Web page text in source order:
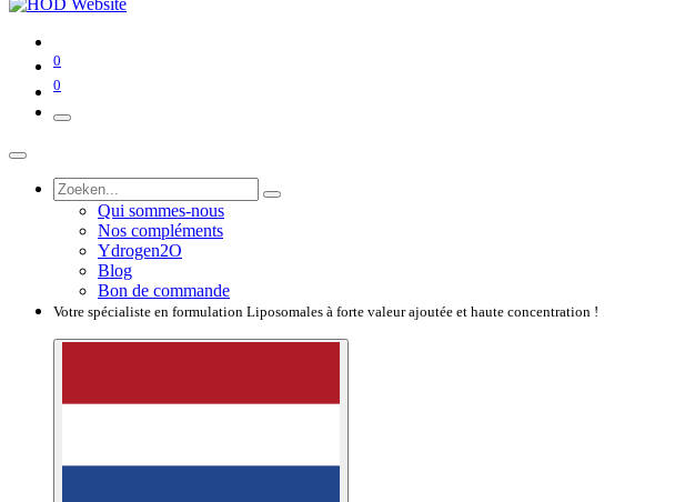
0
0
Qui sommes-nous
Nos compléments
Ydrogen2O
Blog
Bon de commande
Votre spécialiste en formulation Liposomales à forte valeur ajoutée et haute concentration !